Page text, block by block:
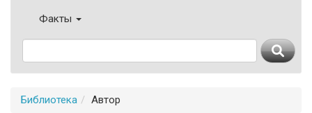
Факты
Библиотека Автор